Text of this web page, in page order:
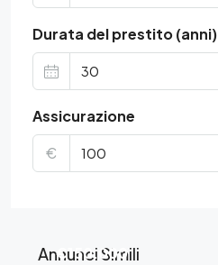
Durata del prestito (anni)
Assicurazione
€
Annunci Simili
€150.000